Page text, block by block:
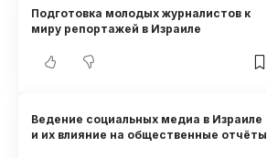
Подготовка молодых журналистов к
миру репортажей в Израиле
Ведение социальных медиа в Израиле
и их влияние на общественные отчёты